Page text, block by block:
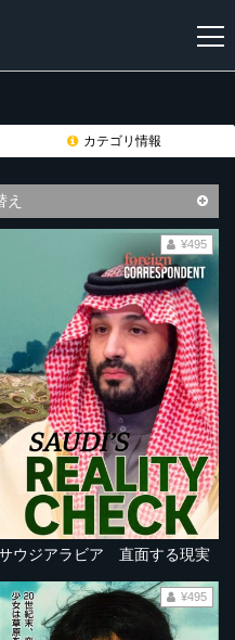
登
カテゴリ情報
え
ウジアラビア 直面する現実
¥495
¥495